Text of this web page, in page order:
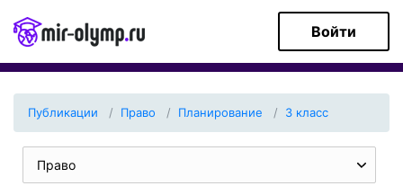
Войти
Публикации Право Планирование 3 класс
Право